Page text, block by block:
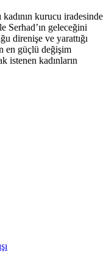
kadının kurucu iradesinde
Serhad’ın geleceğini
direnişe ve yarattığı
en güçlü değişim
istenen kadınların